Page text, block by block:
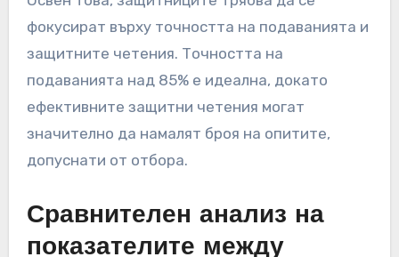
фокусират върху точността на подаванията и
защитните четения. Точността на
подаванията над 85% е идеална, докато
ефективните защитни четения могат
значително да намалят броя на опитите,
допуснати от отбора.
Сравнителен анализ на
показателите между